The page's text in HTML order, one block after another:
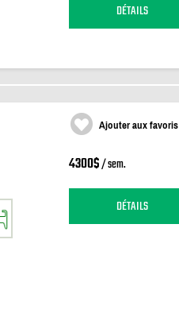
DÉTAILS
Ajouter aux favoris
4300$/ sem.
DÉTAILS